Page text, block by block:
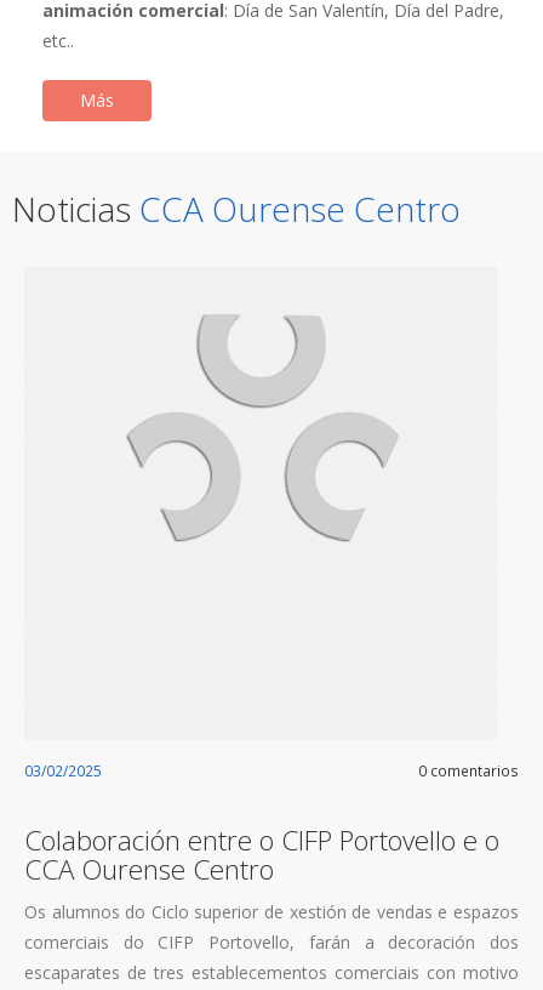
animación comercial: Día de San Valentín, Día del Padre,
etc..
Más
Noticias CCA Ourense Centro
03/02/2025 0 comentarios
Colaboración entre o CIFP Portovello e o
CCA Ourense Centro
Os alumnos do Ciclo superior de xestión de vendas e espazos
comerciais do CIFP Portovello, farán a decoración dos
escaparates de tres establecementos comerciais con motivo